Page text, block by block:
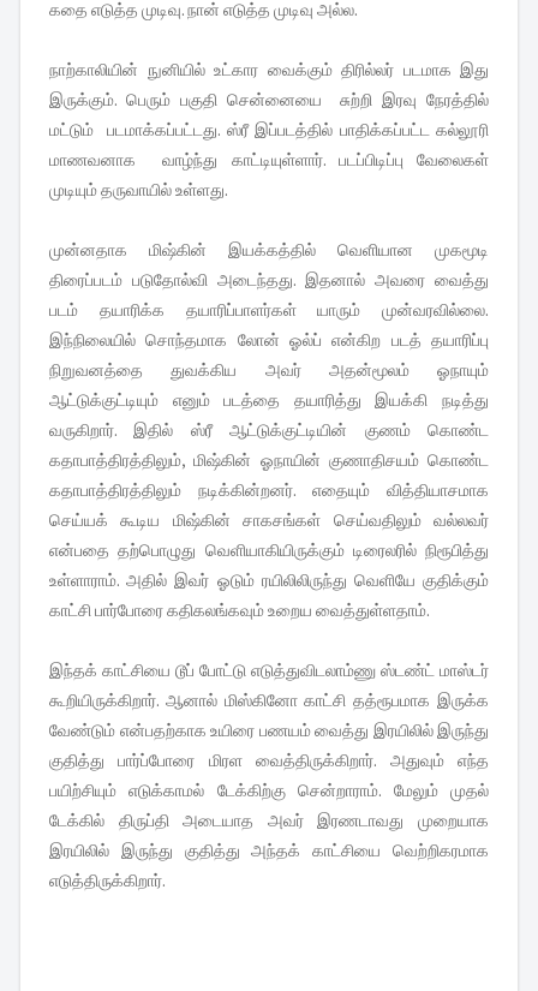
கதை எடுத்த முடிவு. நான் எடுத்த முடிவு அல்ல.
நாற்காலியின் நுனியில் உட்கார வைக்கும் திரில்லர் படமாக இது
இருக்கும். பெரும் பகுதி சென்னையை சுற்றி இரவு நேரத்தில்
மட்டும் படமாக்கப்பட்டது. ஸ்ரீ இப்படத்தில் பாதிக்கப்பட்ட கல்லூரி
மாணவனாக வாழ்ந்து காட்டியுள்ளார். படப்பிடிப்பு வேலைகள்
முடியும் தருவாயில் உள்ளது.
முன்னதாக மிஷ்கின் இயக்கத்தில் வெளியான முகமூடி
திரைப்படம் படுதோல்வி அடைந்தது. இதனால் அவரை வைத்து
படம் தயாரிக்க தயாரிப்பாளர்கள் யாரும் முன்வரவில்லை.
இந்நிலையில் சொந்தமாக லோன் ஓல்ப் என்கிற படத் தயாரிப்பு
நிறுவனத்தை துவக்கிய அவர் அதன்மூலம் ஓநாயும்
ஆட்டுக்குட்டியும் எனும் படத்தை தயாரித்து இயக்கி நடித்து
வருகிறார். இதில் ஸ்ரீ ஆட்டுக்குட்டியின் குணம் கொண்ட
கதாபாத்திரத்திலும், மிஷ்கின் ஓநாயின் குணாதிசயம் கொண்ட
கதாபாத்திரத்திலும் நடிக்கின்றனர். எதையும் வித்தியாசமாக
செய்யக் கூடிய மிஷ்கின் சாகசங்கள் செய்வதிலும் வல்லவர்
என்பதை தற்பொழுது வெளியாகியிருக்கும் டிரைலரில் நிரூபித்து
உள்ளாராம். அதில் இவர் ஓடும் ரயிலிலிருந்து வெளியே குதிக்கும்
காட்சி பார்போரை கதிகலங்கவும் உறைய வைத்துள்ளதாம்.
இந்தக் காட்சியை டூப் போட்டு எடுத்துவிடலாம்ணு ஸ்டண்ட் மாஸ்டர்
கூறியிருக்கிறார். ஆனால் மிஸ்கினோ காட்சி தத்ரூபமாக இருக்க
வேண்டும் என்பதற்காக உயிரை பணயம் வைத்து இரயிலில் இருந்து
குதித்து பார்ப்போரை மிரள வைத்திருக்கிறார். அதுவும் எந்த
பயிற்சியும் எடுக்காமல் டேக்கிற்கு சென்றாராம். மேலும் முதல்
டேக்கில் திருப்தி அடையாத அவர் இரணடாவது முறையாக
இரயிலில் இருந்து குதித்து அந்தக் காட்சியை வெற்றிகரமாக
எடுத்திருக்கிறார்.